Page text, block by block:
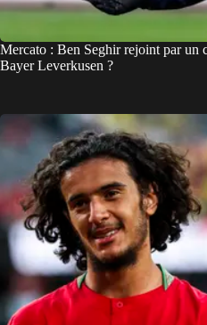
Mercato : Ben Seghir rejoint par un
Bayer Leverkusen ?